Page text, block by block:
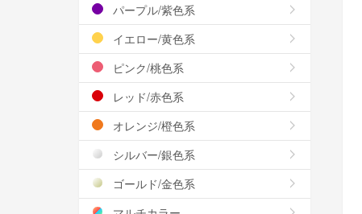
パープル/紫色系
イエロー/黄色系
ピンク/桃色系
レッド/赤色系
オレンジ/橙色系
シルバー/銀色系
ゴールド/金色系